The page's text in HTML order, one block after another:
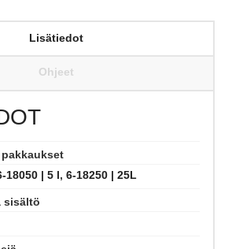
Lisätiedot
Ohjeet
18050 | 5 l,6-18250 | 25L
sisältö